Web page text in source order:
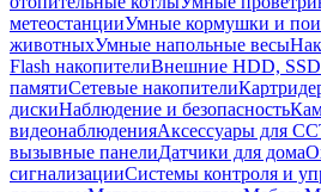
метеостанцииУмные кормушки и
животныхУмные напольные весы
Flash накопителиВнешние HDD,
памятиСетевые накопители
дискиНаблюдение и безопасность
видеонаблюденияАксессуары для
вызывные панелиДатчики для дома
сигнализацииСистемы контроля и